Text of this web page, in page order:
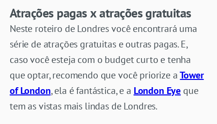
Atrações pagas x atrações gratuitas
Neste roteiro de Londres você encontrará uma
série de atrações gratuitas e outras pagas. E,
caso você esteja com o budget curto e tenha
que optar, recomendo que você priorize aTower
of London, ela é fantástica, e a London Eye que
tem as vistas mais lindas de Londres.